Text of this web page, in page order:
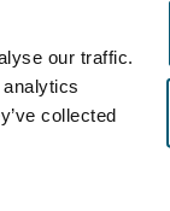
our traffic.
collected
de cookies